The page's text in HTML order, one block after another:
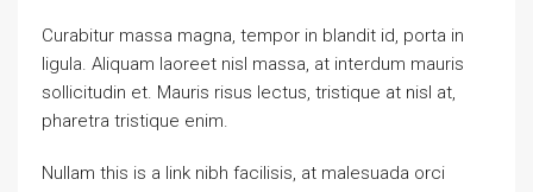
Curabitur massa magna, tempor in blandit id, porta in
ligula. Aliquam laoreet nisl massa, at interdum mauris
sollicitudin et. Mauris risus lectus, tristique at nisl at,
pharetra tristique enim.
Nullam this is a link nibh facilisis, at malesuada orci